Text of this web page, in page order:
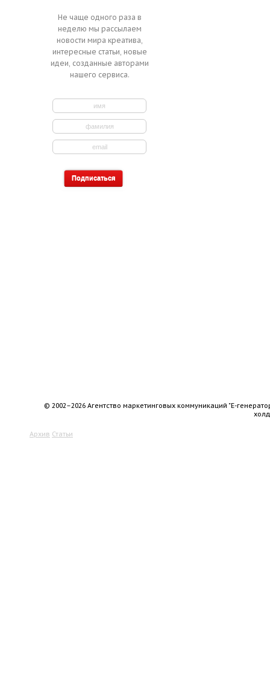
Не чаще одного раза в
неделю мы рассылаем
новости мира креатива,
интересные статьи, новые
идеи, созданные авторами
нашего сервиса.
© 2002–2026 Агентство маркетинговых коммуникаций "Е-
Архив Статьи